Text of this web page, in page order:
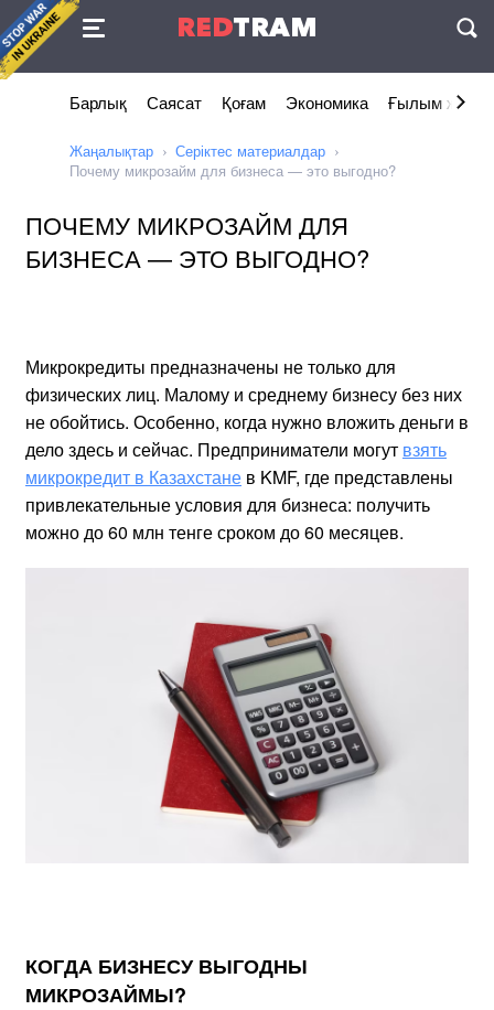
REDTRAM
Келісімі
Барлық Саясат Қоғам Экономика Ғылым және
Жаңалықтар
Серіктес материалдар
Почему микрозайм для бизнеса — это выгодно?
ПОЧЕМУ МИКРОЗАЙМ ДЛЯ
БИЗНЕСА — ЭТО ВЫГОДНО?
Микрокредиты предназначены не только для
физических лиц. Малому и среднему бизнесу без них
не обойтись. Особенно, когда нужно вложить деньги в
дело здесь и сейчас. Предприниматели могут взять
микрокредит в Казахстане в KMF, где представлены
привлекательные условия для бизнеса: получить
можно до 60 млн тенге сроком до 60 месяцев.
КОГДА БИЗНЕСУ ВЫГОДНЫ
МИКРОЗАЙМЫ?